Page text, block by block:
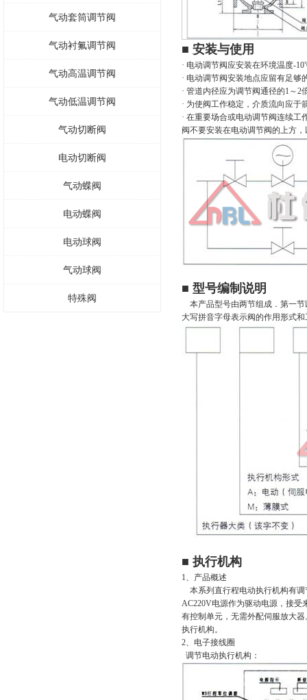
气动套筒调节阀
气动衬氟调节阀
气动高温调节阀
气动低温调节阀
气动切断阀
电动切断阀
气动蝶阀
电动蝶阀
电动球阀
气动球阀
特殊阀
■ 安装与使用
· 电动调节阀应安装在环境温度-
· 电动调节阀安装地点应留有足够
· 管道内径应为调节阀通径的1～
· 为使阀工作稳定，介质流向应于
· 在重要场合或电动调节阀连续
阀不要安装在电动调节阀的上方
■ 型号编制说明
本产品型号由两节组成．第一节
大写拼音字母表示阀的作用形式
■ 执行机构
1、产品概述
本系列直行程电动执行机构有调
AC220V电源作为驱动电源，接受
有控制单元，无需外配伺服放大
执行机构。
2、电子接线圈
调节电动执行机构：